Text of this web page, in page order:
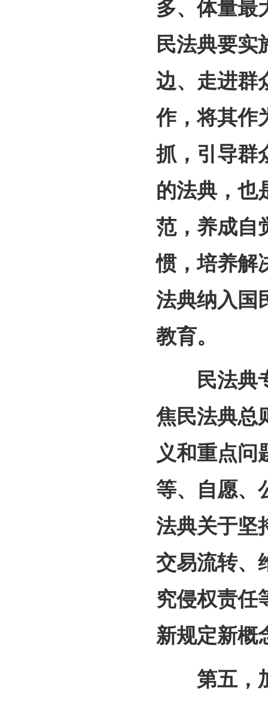
多、体量最
民法典要实
边、走进群
作，将其作
抓，引导群
的法典，也
范，养成自
惯，培养解
法典纳入国
教育。
民法典专
焦民法典总
义和重点问
等、自愿、
法典关于坚
交易流转、
究侵权责任
新规定新概
第五，加